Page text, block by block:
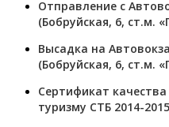
Отправление с
(Бобруйская, 6, ст.м.
Высадка на
(Бобруйская, 6, ст.м.
Сертификат
туризму СТБ 2014-